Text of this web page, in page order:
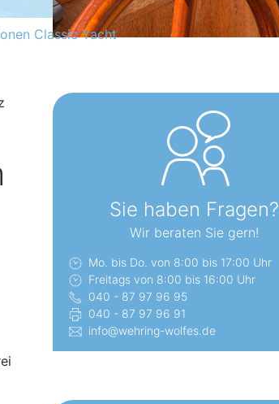
Classic Yacht
Sie haben Fragen?
Wir beraten Sie gern!
Mo. bis Do. von 8:00 bis 17:00 Uhr
Freitags von 8:00 bis 16:00 Uhr
040 - 87 97 96 95
040 - 87 97 96 91
info@wehring-wolfes.de